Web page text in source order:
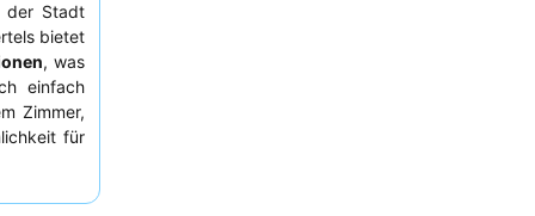
der Stadt
bietet
, was
einfach
Zimmer,
für